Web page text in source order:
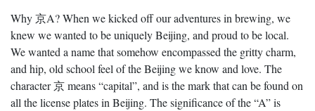
Why 京A? When we kicked off our adventures in brewing, we
knew we wanted to be uniquely Beijing, and proud to be local.
We wanted a name that somehow encompassed the gritty charm,
and hip, old school feel of the Beijing we know and love. The
character 京 means “capital”, and is the mark that can be found on
all the license plates in Beijing. The significance of the “A” is